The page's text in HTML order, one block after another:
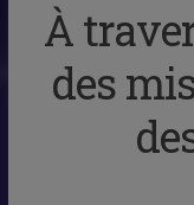
À
des